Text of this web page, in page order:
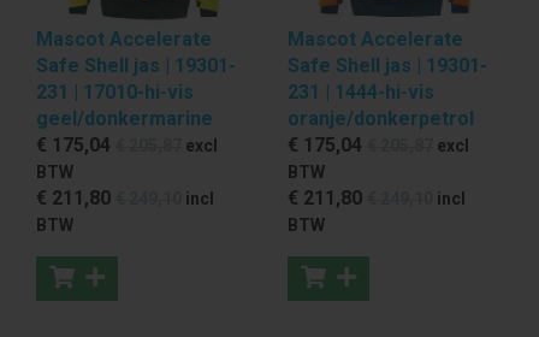
Mascot Accelerate
Safe Shell jas | 19301-
231 | 17010-hi-vis
geel/donkermarine
€ 175,04
excl
BTW
€ 211 ,80
incl
BTW
Mascot Accelerate
Safe Shell jas | 19301-
231 | 1444-hi-vis
oranje/donkerpetrol
€ 175,04
excl
BTW
€ 211 ,80
incl
BTW